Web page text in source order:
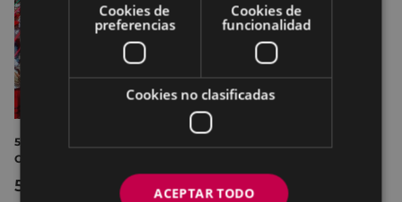
52 EUSKAL JAIA FERIA ARTESANÍA DEPORTE
GASTRONOMÍA MÚSICA
52. Euskal jaiaren eguna
Cookies de
preferencias
Cookies de
funcionalidad
Cookies no clasificadas
ACEPTAR TODO